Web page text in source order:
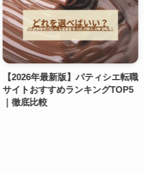
【パティシエントの評判は？】メ
リット・デメリットを解説！おす
すめ転職サービスも紹介